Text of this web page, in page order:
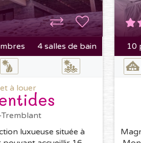
4 salles de bain
à louer
luxueuse située à
10